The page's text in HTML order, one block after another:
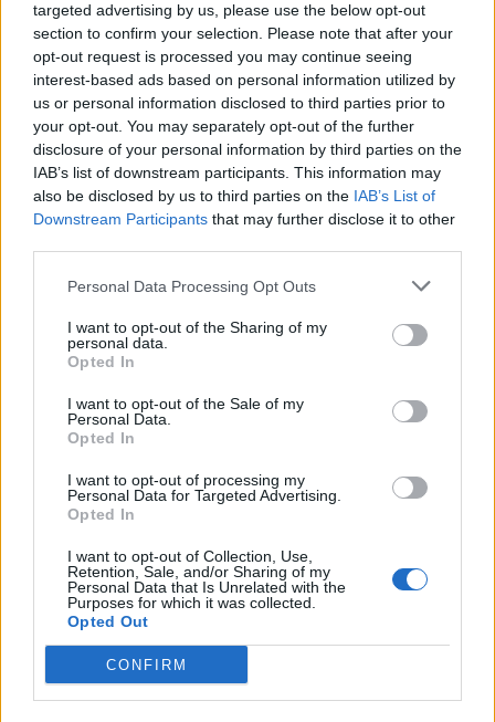
targeted advertising by us, please use the below opt-out
section to confirm your selection. Please note that after your
opt-out request is processed you may continue seeing
interest-based ads based on personal information utilized by
us or personal information disclosed to third parties prior to
your opt-out. You may separately opt-out of the further
disclosure of your personal information by third parties on the
IAB’s list of downstream participants. This information may
also be disclosed by us to third parties on the IAB’s List of
Downstream Participants that may further disclose it to other
Personal Data Processing Opt Outs
I want to opt-out of the Sharing of my
personal data.
Opted In
I want to opt-out of the Sale of my
Personal Data.
Opted In
I want to opt-out of processing my
Personal Data for Targeted Advertising.
Opted In
I want to opt-out of Collection, Use,
Retention, Sale, and/or Sharing of my
Personal Data that Is Unrelated with the
Purposes for which it was collected.
Opted Out
CONFIRM
09:36
Γουδί: Χωρίς τις αισθήσεις της ανασύρθηκε 53χρονη από
ακάλυπτο πολυκατοικίας
09:35
Διορισμοί εκπαιδευτικών: Δεν καλύπτουν ούτε τις
συνταξιοδοτήσεις- Ελάχιστες οι θέσεις στο Ηράκλειο
09:28
Μακελειό σε σχολείο στην Ταϊλάνδη: Στους 7 οι νεκροί
ΗΠΑ: Ένας νεκρός από τις πυρκαγιές στην Καλιφόρνια
Η νέα εποχή της επιχειρηματικής χρηματοδότησης και η
αξία των συνεργειών
ΠΕΡΙΣΣΟΤΕΡΑ